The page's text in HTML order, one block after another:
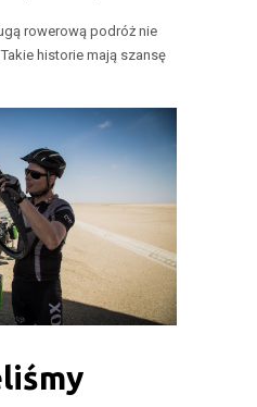
rowerową podróż nie
historie mają szansę